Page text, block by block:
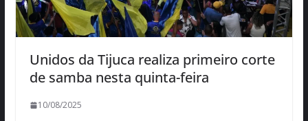
Unidos da Tijuca realiza primeiro corte
de samba nesta quinta-feira
10/08/2025